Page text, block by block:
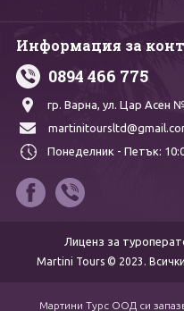
Информация за
0894 466 775
гр. Варна, ул. Цар Асен
Понеделник - Петък:
Лиценз за
Martini Tours © 2023.
Мартини Турс ООД си